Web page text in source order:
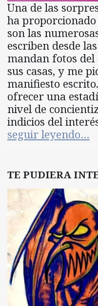
Una de las
ha
son las
escriben desde
mandan fotos del
sus casas, y me
manifiesto
ofrecer una
nivel de
indicios del
seguir leyendo…
TE PUDIERA